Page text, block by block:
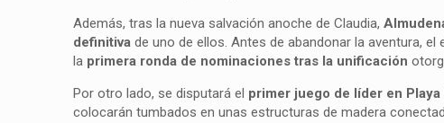
Además, tras la nueva salvación anoche de Claudia,
definitiva de uno de ellos. Antes de abandonar la aventura, el
la primera ronda de nominaciones tras la unificación
Por otro lado, se disputará el primer juego de líder en Playa
colocarán tumbados en unas estructuras de madera